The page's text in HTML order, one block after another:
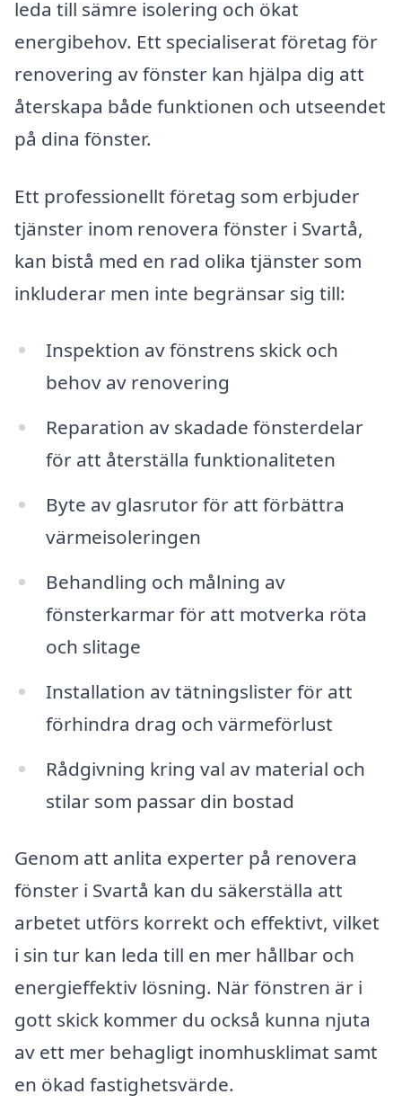
leda till sämre isolering och ökat
energibehov. Ett specialiserat företag för
renovering av fönster kan hjälpa dig att
återskapa både funktionen och utseendet
på dina fönster.
Ett professionellt företag som erbjuder
tjänster inom renovera fönster i Svartå,
kan bistå med en rad olika tjänster som
inkluderar men inte begränsar sig till:
Inspektion av fönstrens skick och
behov av renovering
Reparation av skadade fönsterdelar
för att återställa funktionaliteten
Byte av glasrutor för att förbättra
värmeisoleringen
Behandling och målning av
fönsterkarmar för att motverka röta
och slitage
Installation av tätningslister för att
förhindra drag och värmeförlust
Rådgivning kring val av material och
stilar som passar din bostad
Genom att anlita experter på renovera
fönster i Svartå kan du säkerställa att
arbetet utförs korrekt och effektivt, vilket
i sin tur kan leda till en mer hållbar och
energieffektiv lösning. När fönstren är i
gott skick kommer du också kunna njuta
av ett mer behagligt inomhusklimat samt
en ökad fastighetsvärde.